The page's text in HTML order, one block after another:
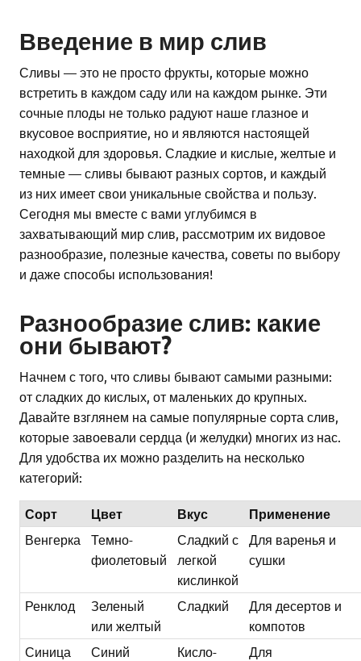
Введение в мир слив
Сливы — это не просто фрукты, которые можно
встретить в каждом саду или на каждом рынке. Эти
сочные плоды не только радуют наше глазное и
вкусовое восприятие, но и являются настоящей
находкой для здоровья. Сладкие и кислые, желтые и
темные — сливы бывают разных сортов, и каждый
из них имеет свои уникальные свойства и пользу.
Сегодня мы вместе с вами углубимся в
захватывающий мир слив, рассмотрим их видовое
разнообразие, полезные качества, советы по выбору
и даже способы использования!
Разнообразие слив: какие
они бывают?
Начнем с того, что сливы бывают самыми разными:
от сладких до кислых, от маленьких до крупных.
Давайте взглянем на самые популярные сорта слив,
которые завоевали сердца (и желудки) многих из нас.
Для удобства их можно разделить на несколько
категорий:
Сорт Цвет Вкус Применение
Венгерка
Темно-
фиолетовый
Сладкий с
легкой
кислинкой
Для варенья и
сушки
Ренклод
Зеленый
или желтый
Сладкий
Для десертов и
компотов
Синица
Синий
Кисло-
Для